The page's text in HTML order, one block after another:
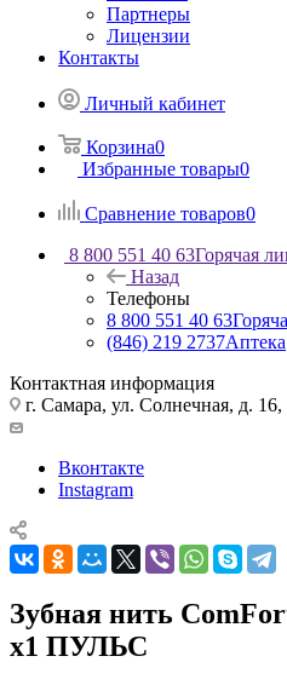
Партнеры
Лицензии
Контакты
Личный кабинет
Корзина0
Избранные товары0
Сравнение товаров0
8 800 551 40 63Горячая
Назад
Телефоны
8 800 551 40 63
(846) 219 2737Аптека
Контактная информация
г. Самара, ул. Солнечная, д.
Вконтакте
Instagram
Зубная нить
х1 ПУЛЬС